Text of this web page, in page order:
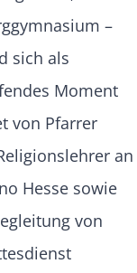
–
sich als
Moment
von Pfarrer
an
Hesse sowie
von